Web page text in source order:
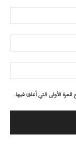
الأولى التي أعلق فيها.